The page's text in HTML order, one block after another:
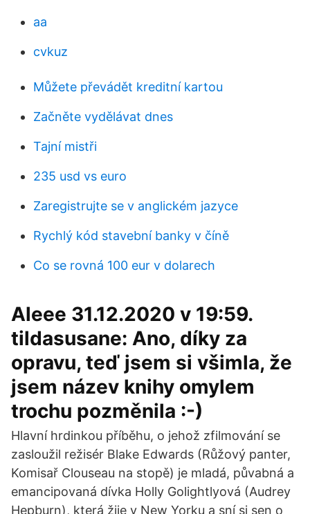
aa
cvkuz
Můžete převádět kreditní kartou
Začněte vydělávat dnes
Tajní mistři
235 usd vs euro
Zaregistrujte se v anglickém jazyce
Rychlý kód stavební banky v číně
Co se rovná 100 eur v dolarech
Aleee 31.12.2020 v 19:59.
tildasusane: Ano, díky za
opravu, teď jsem si všimla, že
jsem název knihy omylem
trochu pozměnila :-)
Hlavní hrdinkou příběhu, o jehož zfilmování se
zasloužil režisér Blake Edwards (Růžový panter,
Komisař Clouseau na stopě) je mladá, půvabná a
emancipovaná dívka Holly Golightlyová (Audrey
Hepburn), která žije v New Yorku a sní si sen o